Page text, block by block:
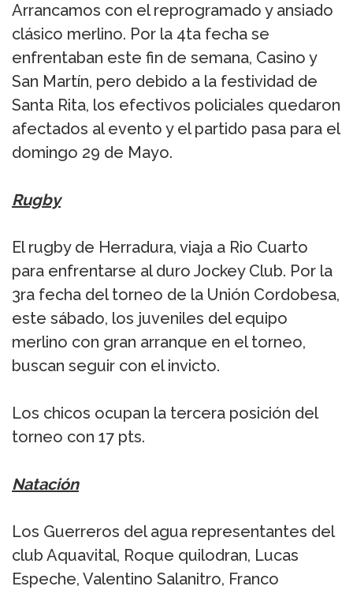
Arrancamos con el reprogramado y ansiado
clásico merlino. Por la 4ta fecha se
enfrentaban este fin de semana, Casino y
San Martín, pero debido a la festividad de
Santa Rita, los efectivos policiales quedaron
afectados al evento y el partido pasa para el
domingo 29 de Mayo.
Rugby
El rugby de Herradura, viaja a Rio Cuarto
para enfrentarse al duro Jockey Club. Por la
3ra fecha del torneo de la Unión Cordobesa,
este sábado, los juveniles del equipo
merlino con gran arranque en el torneo,
buscan seguir con el invicto.
Los chicos ocupan la tercera posición del
torneo con 17 pts.
Natación
Los Guerreros del agua representantes del
club Aquavital, Roque quilodran, Lucas
Espeche, Valentino Salanitro, Franco